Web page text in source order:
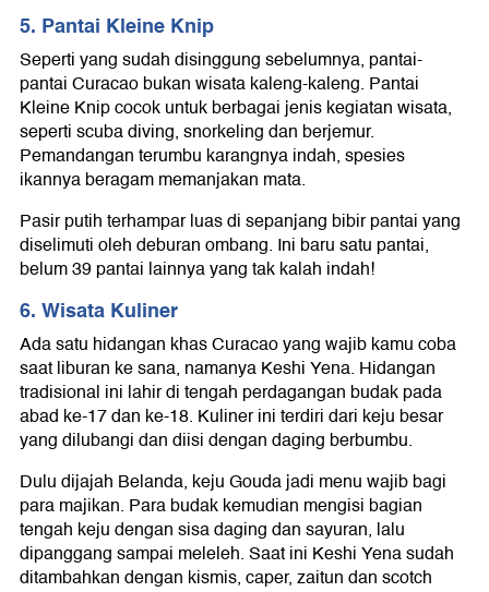
5. Pantai Kleine Knip
Seperti yang sudah disinggung sebelumnya, pantai-
pantai Curacao bukan wisata kaleng-kaleng. Pantai
Kleine Knip cocok untuk berbagai jenis kegiatan wisata,
seperti scuba diving, snorkeling dan berjemur.
Pemandangan terumbu karangnya indah, spesies
ikannya beragam memanjakan mata.
Pasir putih terhampar luas di sepanjang bibir pantai yang
diselimuti oleh deburan ombang. Ini baru satu pantai,
belum 39 pantai lainnya yang tak kalah indah!
6. Wisata Kuliner
Ada satu hidangan khas Curacao yang wajib kamu coba
saat liburan ke sana, namanya Keshi Yena. Hidangan
tradisional ini lahir di tengah perdagangan budak pada
abad ke-17 dan ke-18. Kuliner ini terdiri dari keju besar
yang dilubangi dan diisi dengan daging berbumbu.
Dulu dijajah Belanda, keju Gouda jadi menu wajib bagi
para majikan. Para budak kemudian mengisi bagian
tengah keju dengan sisa daging dan sayuran, lalu
dipanggang sampai meleleh. Saat ini Keshi Yena sudah
ditambahkan dengan kismis, caper, zaitun dan scotch